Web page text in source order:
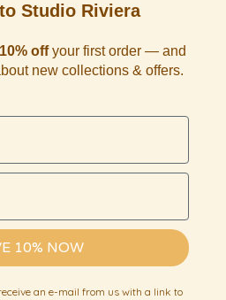
Studio Riviera
10% offyour first order — and
new collections & offers.
10% NOW
an e-mail from us with a link to